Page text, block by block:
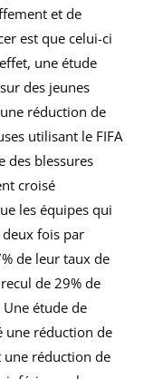
et de
est que celui-ci
une étude
des jeunes
réduction de
utilisant le FIFA
des blessures
croisé
les équipes qui
fois par
de leur taux de
de 29% de
étude de
une réduction de
une réduction de